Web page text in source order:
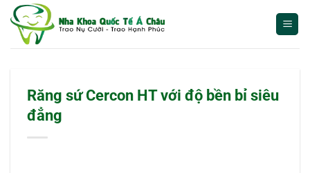
qua
Răng sứ Cercon HT với độ bền bỉ siêu
đẳng